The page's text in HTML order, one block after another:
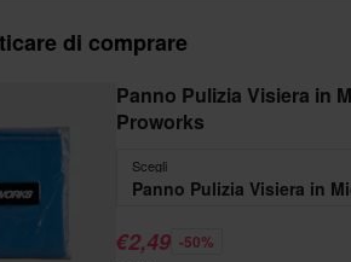
di comprare
Panno Pulizia Visiera in
Proworks
Scegli
€2,49 -50%